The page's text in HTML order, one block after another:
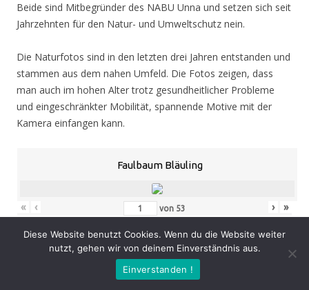
Beide sind Mitbegründer des NABU Unna und setzen sich seit
Jahrzehnten für den Natur- und Umweltschutz nein.
Die Naturfotos sind in den letzten drei Jahren entstanden und
stammen aus dem nahen Umfeld. Die Fotos zeigen, dass
man auch im hohen Alter trotz gesundheitlicher Probleme
und eingeschränkter Mobilität, spannende Motive mit der
Kamera einfangen kann.
Faulbaum Bläuling
« ‹ von 53 › »
: Donnerstag 05.11.20, 19.00 Uhr
: 05.11. – 07.02.21, geöffnet Mo. – Do. 8.30 – 16.00 Uhr,
Diese Website benutzt Cookies. Wenn du die Website weiter
nutzt, gehen wir von deinem Einverständnis aus.
Einverstanden !